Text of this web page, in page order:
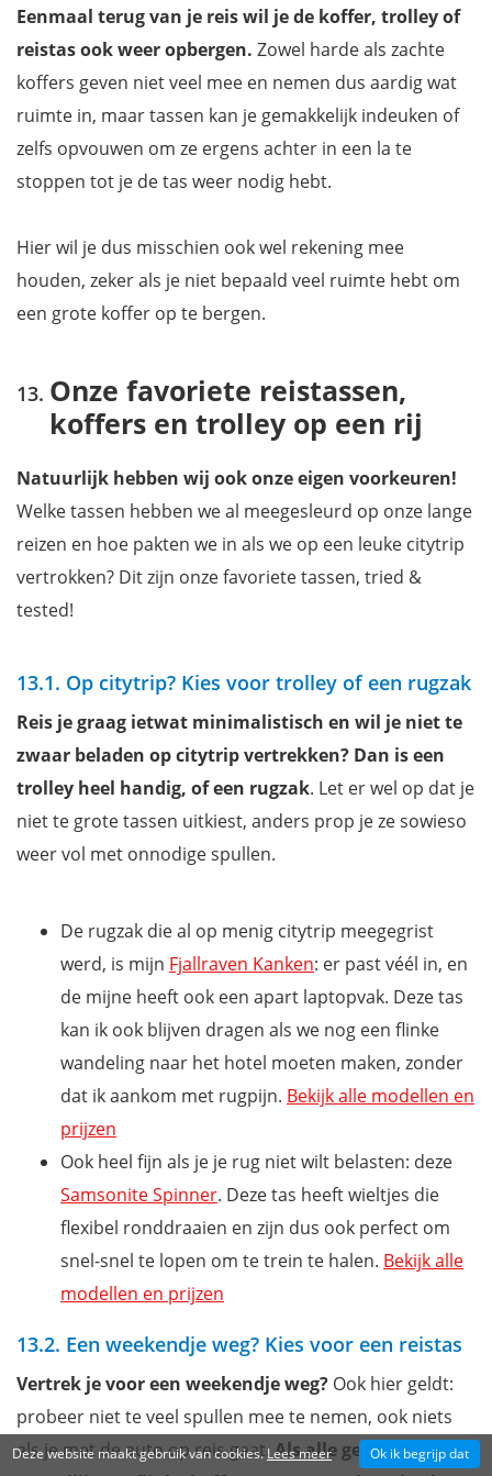
Eenmaal terug van je reis wil je de koffer, trolley of
reistas ook weer opbergen. Zowel harde als zachte
koffers geven niet veel mee en nemen dus aardig wat
ruimte in, maar tassen kan je gemakkelijk indeuken of
zelfs opvouwen om ze ergens achter in een la te
stoppen tot je de tas weer nodig hebt.
Hier wil je dus misschien ook wel rekening mee
houden, zeker als je niet bepaald veel ruimte hebt om
een grote koffer op te bergen.
Onze favoriete reistassen,
koffers en trolley op een rij
Natuurlijk hebben wij ook onze eigen voorkeuren!
Welke tassen hebben we al meegesleurd op onze lange
reizen en hoe pakten we in als we op een leuke citytrip
vertrokken? Dit zijn onze favoriete tassen, tried &
tested!
13.1. Op citytrip? Kies voor trolley of een rugzak
Reis je graag ietwat minimalistisch en wil je niet te
zwaar beladen op citytrip vertrekken? Dan is een
trolley heel handig, of een rugzak. Let er wel op dat je
niet te grote tassen uitkiest, anders prop je ze sowieso
weer vol met onnodige spullen.
De rugzak die al op menig citytrip meegegrist
werd, is mijn Fjallraven Kanken: er past véél in, en
de mijne heeft ook een apart laptopvak. Deze tas
kan ik ook blijven dragen als we nog een flinke
wandeling naar het hotel moeten maken, zonder
dat ik aankom met rugpijn. Bekijk alle modellen en
prijzen
Ook heel fijn als je je rug niet wilt belasten: deze
Samsonite Spinner. Deze tas heeft wieltjes die
flexibel ronddraaien en zijn dus ook perfect om
snel-snel te lopen om te trein te halen. Bekijk alle
modellen en prijzen
13.2. Een weekendje weg? Kies voor een reistas
Vertrek je voor een weekendje weg? Ook hier geldt:
probeer niet te veel spullen mee te nemen, ook niets
als je met de auto op reis gaat.Als alle gezinsleden
Deze website maakt gebruik van cookies.Lees meer Ok ik begrijp dat